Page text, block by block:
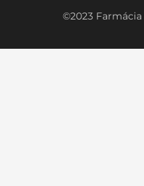
©2023 Farmácia